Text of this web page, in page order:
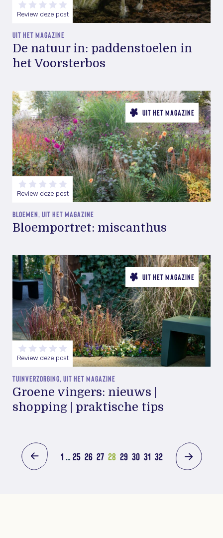
Review deze post
UIT HET MAGAZINE
De natuur in: paddenstoelen in
het Voorsterbos
UIT HET MAGAZINE
Review deze post
BLOEMEN, UIT HET MAGAZINE
Bloemportret: miscanthus
UIT HET MAGAZINE
Review deze post
TUINVERZORGING, UIT HET MAGAZINE
Groene vingers: nieuws |
shopping | praktische tips
1 … 25 26 27 28 29 30 31 32